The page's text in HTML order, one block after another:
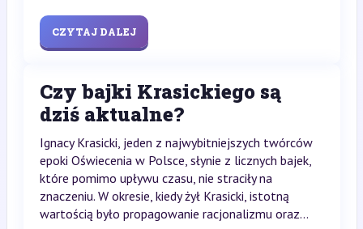
CZYTAJ DALEJ
Czy bajki Krasickiego są
dziś aktualne?
Ignacy Krasicki, jeden z najwybitniejszych twórców
epoki Oświecenia w Polsce, słynie z licznych bajek,
które pomimo upływu czasu, nie straciły na
znaczeniu. W okresie, kiedy żył Krasicki, istotną
wartością było propagowanie racjonalizmu oraz...